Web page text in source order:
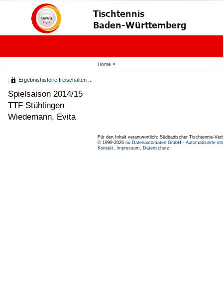
Home >
Ergebnishistorie freischalten ...
Spielsaison 2014/15
TTF Stühlingen
Wiedemann, Evita
Für den Inhalt verantwortlich: Südbadischer Tischtennis-
© 1999-2026 nu Datenautomaten GmbH - Automatisierte
Kontakt, Impressum, Datenschutz